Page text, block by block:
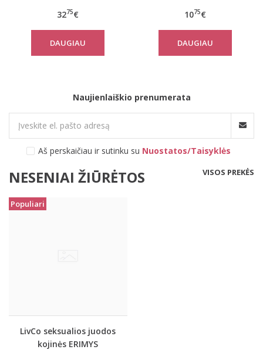
3275€
DAUGIAU
1075€
DAUGIAU
Naujienlaiškio prenumerata
Aš perskaičiau ir sutinku su Nuostatos/Taisyklės
NESENIAI ŽIŪRĖTOS VISOS PREKĖS
Populiari
LivCo seksualios juodos
kojinės ERIMYS